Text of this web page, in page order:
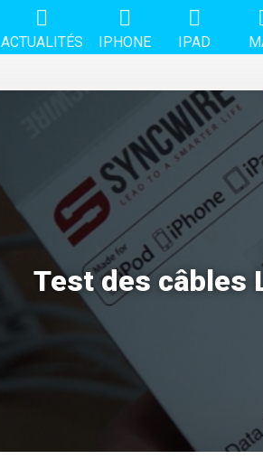
ACTUALITÉS IPHONE IPAD
Test des câbles